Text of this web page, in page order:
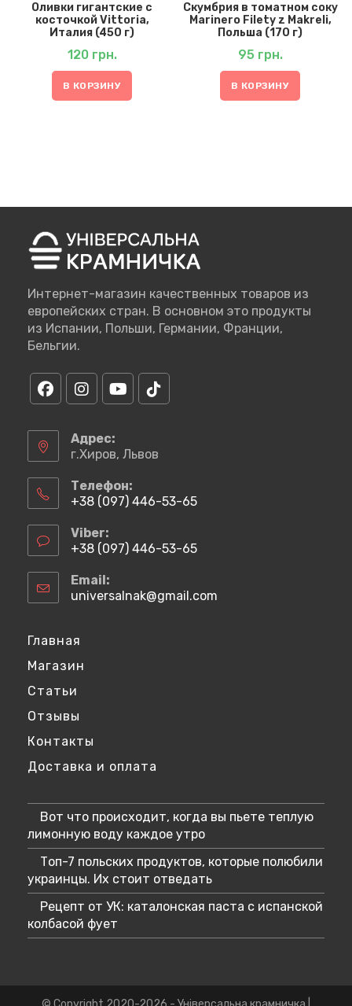
Оливки гигантские с
косточкой Vittoria,
Италия (450 г)
120 грн.
В КОРЗИНУ
Скумбрия в томатном соку
Marinero Filety z Makreli,
Польша (170 г)
95 грн.
В КОРЗИНУ
Интернет-магазин качественных товаров из
европейских стран. В основном это продукты
из Испании, Польши, Германии, Франции,
Бельгии.
новой
вкладке
новой
вкладке
новой
вкладкевкладке
Адрес:
г.Хиров, Львов
Телефон:
+38 (097) 446-53-65
в
вашем
Viber:
+38 (097) 446-53-65
в
вашем
Email:
universalnak@gmail.com
Главная
Магазин
Статьи
Отзывы
Контакты
Доставка и оплата
Вот что происходит, когда вы пьете теплую
лимонную воду каждое утро
Топ-7 польских продуктов, которые полюбили
украинцы. Их стоит отведать
Рецепт от УК: каталонская паста с испанской
колбасой фует